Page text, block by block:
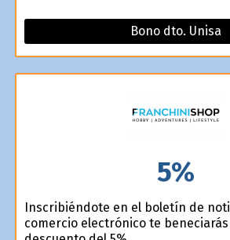
Bono dto. Unisa
5%
Inscribiéndote en el boletín de
comercio electrónico te